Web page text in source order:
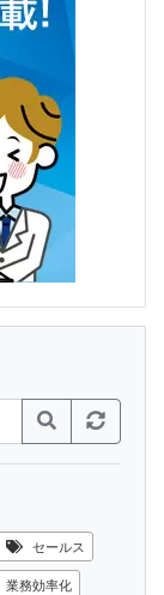
セールス
業務効率化